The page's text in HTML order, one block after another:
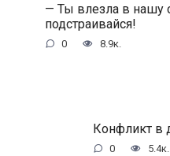
— Ты влезла в нашу
подстраивайся!
0 8.9к.
Конфликт в
0 5.4к.